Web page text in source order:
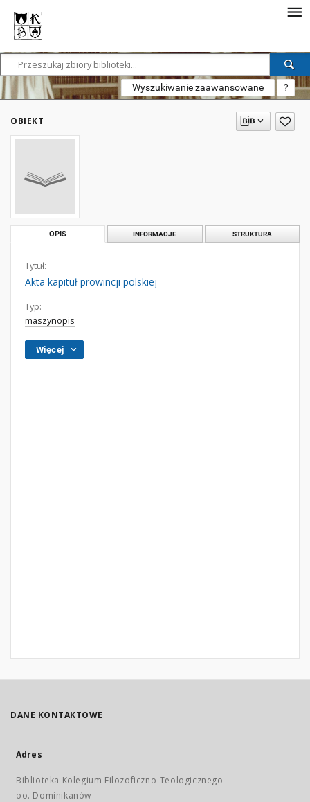
Wyszukiwanie zaawansowane ?
OBIEKT
OPIS INFORMACJE STRUKTURA
Tytuł:
Akta kapituł prowincji polskiej
Typ:
maszynopis
Więcej
DANE KONTAKTOWE
Adres
Biblioteka Kolegium Filozoficzno-Teologicznego
oo. Dominikanów